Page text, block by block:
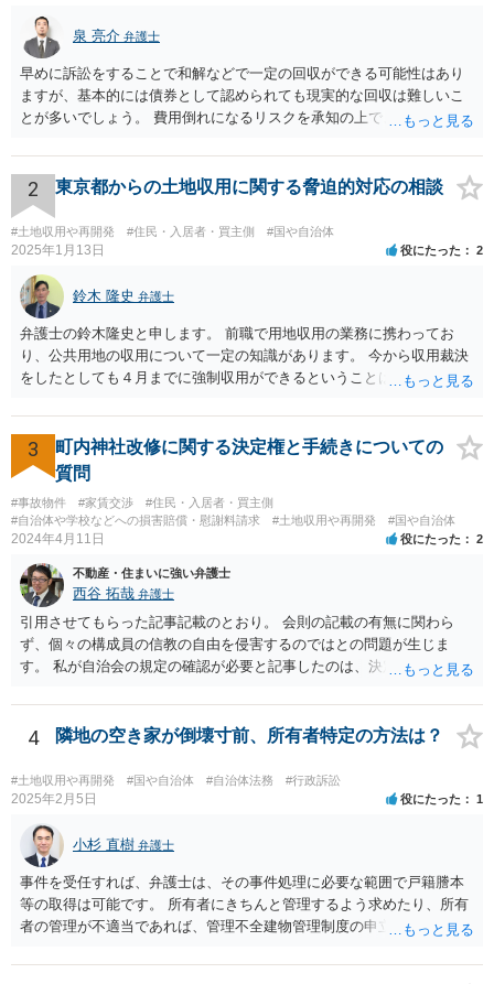
泉 亮介 弁護士
早めに訴訟をすることで和解などで一定の回収ができる可能性はあり
ますが、基本的には債券として認められても現実的な回収は難しいこ
とが多いでしょう。 費用倒れになるリスクを承知の上で、やるだけや
2 東京都からの土地収用に関する脅迫的対応の相談
#土地収用や再開発 #住民・入居者・買主側 #国や自治体
2025年1月13日 役にたった 2
鈴木 隆史 弁護士
弁護士の鈴木隆史と申します。 前職で用地収用の業務に携わってお
り、公共用地の収用について一定の知識があります。 今から収用裁決
をしたとしても４月までに強制収用ができるということは考え難く、
法律相談のポータルサイトからお電話やメールをいただければと思い
ます。
3
町内神社改修に関する決定権と手続きについての
質問
#事故物件 #家賃交渉
#住民・入居者・買主側
#自治体や学校などへの損害賠償・慰謝料請求
#土地収用や再開発 #国や自治体
2024年4月11日 役にたった 2
不動産・住まいに強い弁護士
西谷 拓哉 弁護士
引用させてもらった記事記載のとおり。 会則の記載の有無に関わら
ず、個々の構成員の信教の自由を侵害するのではとの問題が生じま
す。 私が自治会の規定の確認が必要と記事したのは、決定権の話では
の積立金なるものを集めているのたのかという始まりの点から背景事
情が不明なためです。
4 隣地の空き家が倒壊寸前、所有者特定の方法は？
#土地収用や再開発 #国や自治体 #自治体法務 #行政訴訟
2025年2月5日 役にたった 1
小杉 直樹 弁護士
事件を受任すれば、弁護士は、その事件処理に必要な範囲で戸籍謄本
等の取得は可能です。 所有者にきちんと管理するよう求めたり、所有
者の管理が不適当であれば、管理不全建物管理制度の申立ても検討で